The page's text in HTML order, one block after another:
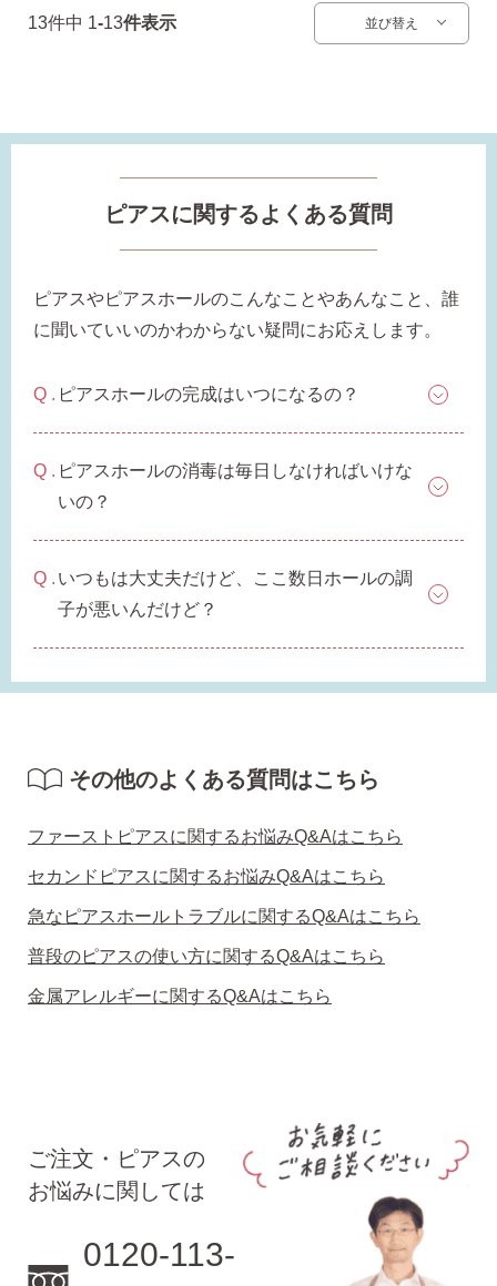
・コンビニ後払
7,000円以上購入で
送料無料
平日 9:00〜17:00
AM10:00までの
場合
商品到着後10日以内使
並び替え
13件中 1-13件表示
ピアスに関するよくある質問
ピアスやピアスホールのこんなことやあんなこと、誰
に聞いていいのかわからない疑問にお応えします。
ピアスホールの完成はいつになるの？
ピアスホールの消毒は毎日しなければいけな
いの？
いつもは大丈夫だけど、ここ数日ホールの調
子が悪いんだけど？
その他のよくある質問はこちら
ファーストピアスに関するお悩みQ&Aはこちら
セカンドピアスに関するお悩みQ&Aはこちら
急なピアスホールトラブルに関するQ&Aはこちら
普段のピアスの使い方に関するQ&Aはこちら
金属アレルギーに関するQ&Aはこちら
ご注文・ピアスの
お悩みに関しては
0120-113-